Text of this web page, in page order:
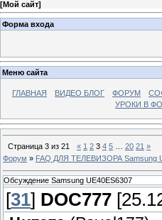
[Мой сайт]
Форма входа
Меню сайта
ГЛАВНАЯ ВИДЕО БЛОГ ФОРУМ
УРОКИ В
Страница 3 из 21 « 1 2 3 4 5 20 21 »
Форум » FAQ ДЛЯ ТЕЛЕВИЗОРА Samsung
Обсуждение Samsung UE40ES6307
[31] DOC777